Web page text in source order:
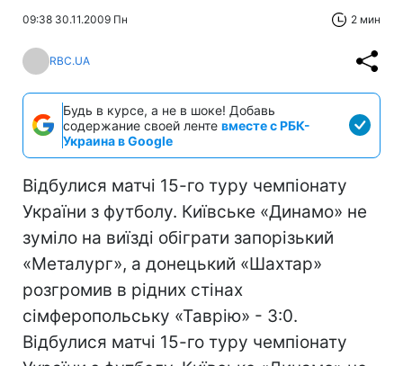
09:38 30.11.2009 Пн 2 мин
RBC.UA
Будь в курсе, а не в шоке! Добавь
содержание своей ленте вместе с РБК-
Украина в Google
Відбулися матчі 15-го туру чемпіонату
України з футболу. Київське «Динамо» не
зуміло на виїзді обіграти запорізький
«Металург», а донецький «Шахтар»
розгромив в рідних стінах
сімферопольську «Таврію» - 3:0.
Відбулися матчі 15-го туру чемпіонату